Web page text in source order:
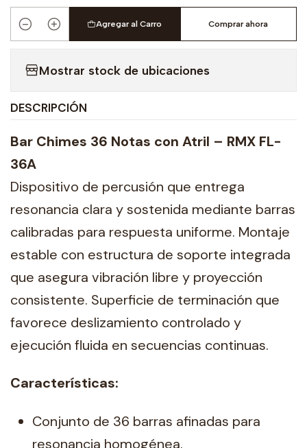
Cantidad
Agregar al Carro Comprar ahora
Mostrar stock de ubicaciones
DESCRIPCIÓN
Bar Chimes 36 Notas con Atril – RMX FL-
36A
Dispositivo de percusión que entrega
resonancia clara y sostenida mediante barras
calibradas para respuesta uniforme. Montaje
estable con estructura de soporte integrada
que asegura vibración libre y proyección
consistente. Superficie de terminación que
favorece deslizamiento controlado y
ejecución fluida en secuencias continuas.
Características:
Conjunto de 36 barras afinadas para
resonancia homogénea.